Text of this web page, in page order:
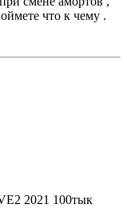
что к чему .
2021 100тык